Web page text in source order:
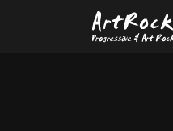
Przejdź do treści głównej